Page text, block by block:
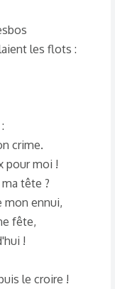
les flots :
crime.
pour moi !
tête ?
mon ennui,
fête,
!
le croire !